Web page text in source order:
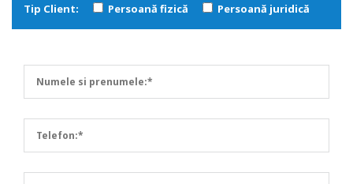
Tip Client:
Persoană fizică Persoană juridică